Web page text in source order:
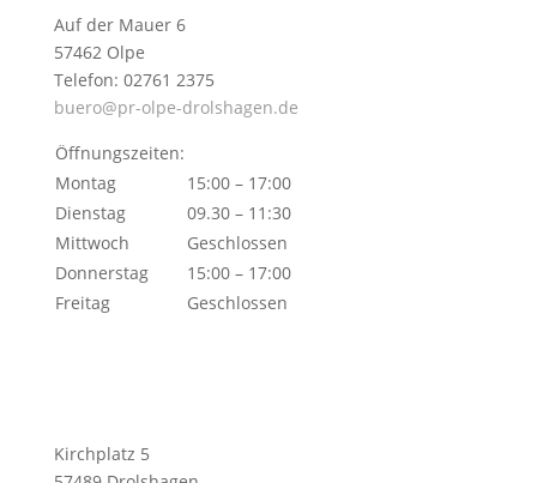
Auf der Mauer 6
57462 Olpe
Telefon: 02761 2375
buero@pr-olpe-drolshagen.de
Öffnungszeiten:
Montag
15:00 – 17:00
Dienstag
09.30 – 11:30
Mittwoch
Geschlossen
Donnerstag
15:00 – 17:00
Freitag
Geschlossen
Kirchplatz 5